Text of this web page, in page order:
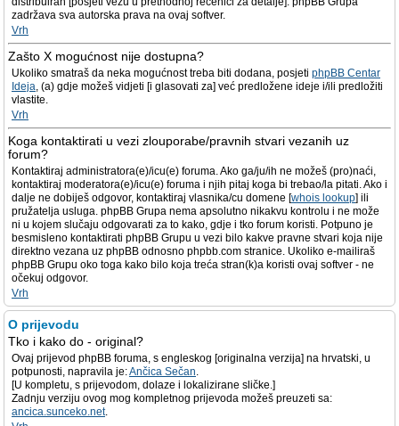
zadržava sva autorska prava na ovaj softver.
Vrh
Zašto X mogućnost nije dostupna?
Ukoliko smatraš da neka mogućnost treba biti dodana, posjeti phpBB Centar
Ideja, (a) gdje možeš vidjeti [i glasovati za] već predložene ideje i/ili predložiti
vlastite.
Vrh
Koga kontaktirati u vezi zlouporabe/pravnih stvari vezanih uz
forum?
Kontaktiraj administratora(e)/icu(e) foruma. Ako ga/ju/ih ne možeš (pro)naći,
kontaktiraj moderatora(e)/icu(e) foruma i njih pitaj koga bi trebao/la pitati. Ako i
dalje ne dobiješ odgovor, kontaktiraj vlasnika/cu domene [whois lookup] ili
pružatelja usluga. phpBB Grupa nema apsolutno nikakvu kontrolu i ne može
ni u kojem slučaju odgovarati za to kako, gdje i tko forum koristi. Potpuno je
besmisleno kontaktirati phpBB Grupu u vezi bilo kakve pravne stvari koja nije
direktno vezana uz phpBB odnosno phpbb.com stranice. Ukoliko e-mailiraš
phpBB Grupu oko toga kako bilo koja treća stran(k)a koristi ovaj softver - ne
očekuj odgovor.
Vrh
O prijevodu
Tko i kako do - original?
Ovaj prijevod phpBB foruma, s engleskog [originalna verzija] na hrvatski, u
potpunosti, napravila je:Ančica Sečan.
[U kompletu, s prijevodom, dolaze i lokalizirane sličke.]
Zadnju verziju ovog mog kompletnog prijevoda možeš preuzeti sa:
ancica.sunceko.net.